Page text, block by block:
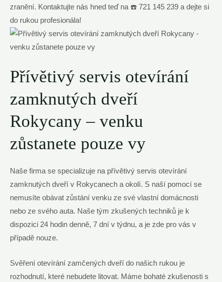
zranění. Kontaktujte nás hned teď na ☎️ 721 145 239 a dejte si
do rukou profesionála!
Přívětivý servis otevírání
zamknutých dveří
Rokycany – venku
zůstanete pouze vy
Naše firma se specializuje na přívětivý servis otevírání
zamknutých dveří v Rokycanech a okolí. S naší pomocí se
nemusíte obávat zůstání venku ze své vlastní domácnosti
nebo ze svého auta. Naše tým zkušených techniků je k
dispozici 24 hodin denně, 7 dní v týdnu, a je zde pro vás v
případě nouze.
Svěření otevírání zamčených dveří do našich rukou je
rozhodnutí, které nebudete litovat. Máme bohaté zkušenosti s